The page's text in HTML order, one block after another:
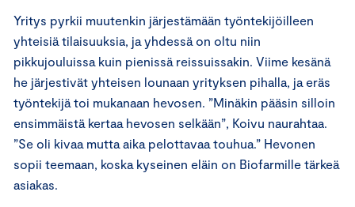
Yritys pyrkii muutenkin järjestämään työntekijöilleen
yhteisiä tilaisuuksia, ja yhdessä on oltu niin
pikkujouluissa kuin pienissä reissuissakin. Viime kesänä
he järjestivät yhteisen lounaan yrityksen pihalla, ja eräs
työntekijä toi mukanaan hevosen. ”Minäkin pääsin silloin
ensimmäistä kertaa hevosen selkään”, Koivu naurahtaa.
”Se oli kivaa mutta aika pelottavaa touhua.” Hevonen
sopii teemaan, koska kyseinen eläin on Biofarmille tärkeä
asiakas.